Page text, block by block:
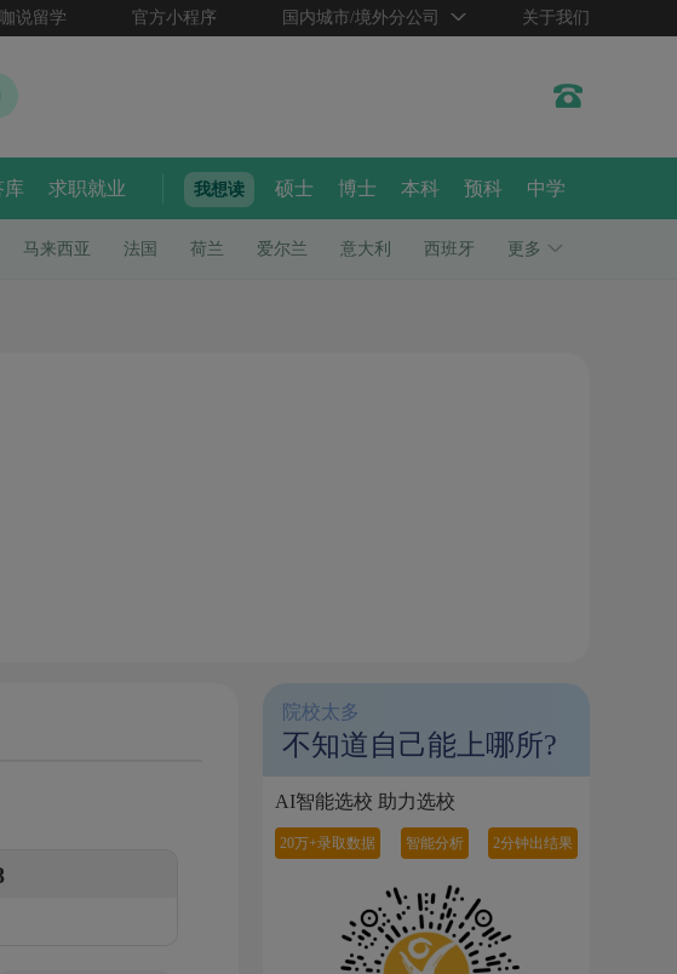
说留学 官方小程序 国内城市/境外分公司 关于我们
库 求职就业 我想读 硕士 博士 本科 预科 中学
马来西亚 法国 荷兰 爱尔兰 意大利 西班牙 更多
院校太多
不知道自己能上哪所?
AI智能选校 助力选校
20万+录取数据 智能分析 2分钟出结果